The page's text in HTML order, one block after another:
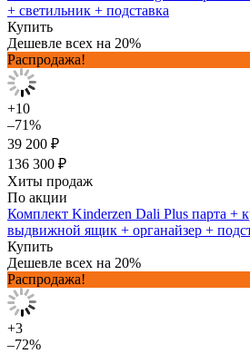
+ светильник + подставка
Купить
Дешевле всех на 20%
Распродажа!
+10
–71%
39 200 ₽
136 300 ₽
Хиты продаж
По акции
Комплект Kinderzen Dali Plus парта +
выдвижной ящик + органайзер +
Купить
Дешевле всех на 20%
Распродажа!
+3
–72%